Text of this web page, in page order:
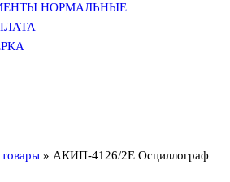
НОРМАЛЬНЫЕ
» АКИП-4126/2Е Осциллограф